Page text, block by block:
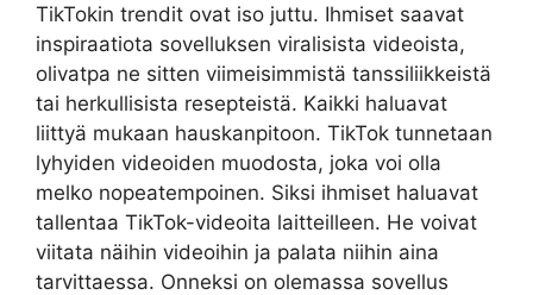
TikTokin trendit ovat iso juttu. Ihmiset saavat
inspiraatiota sovelluksen viralisista videoista,
olivatpa ne sitten viimeisimmistä tanssiliikkeistä
tai herkullisista resepteistä. Kaikki haluavat
liittyä mukaan hauskanpitoon. TikTok tunnetaan
lyhyiden videoiden muodosta, joka voi olla
melko nopeatempoinen. Siksi ihmiset haluavat
tallentaa TikTok-videoita laitteilleen. He voivat
viitata näihin videoihin ja palata niihin aina
tarvittaessa. Onneksi on olemassa sovellus